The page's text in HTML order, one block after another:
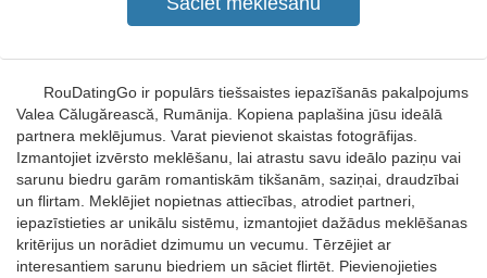
RouDatingGo ir populārs tiešsaistes iepazīšanās pakalpojums
Valea Călugărească, Rumānija. Kopiena paplašina jūsu ideālā
partnera meklējumus. Varat pievienot skaistas fotogrāfijas.
Izmantojiet izvērsto meklēšanu, lai atrastu savu ideālo paziņu vai
sarunu biedru garām romantiskām tikšanām, saziņai, draudzībai
un flirtam. Meklējiet nopietnas attiecības, atrodiet partneri,
iepazīstieties ar unikālu sistēmu, izmantojiet dažādus meklēšanas
kritērijus un norādiet dzimumu un vecumu. Tērzējiet ar
interesantiem sarunu biedriem un sāciet flirtēt. Pievienojieties